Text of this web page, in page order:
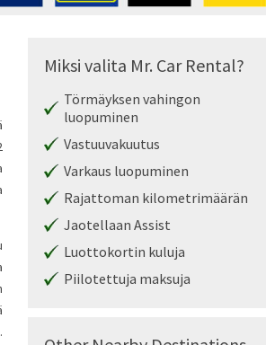
Miksi valita Mr. Car Rental?
Törmäyksen vahingon
luopuminen
Vastuuvakuutus
Varkaus luopuminen
Rajattoman kilometrimäärän
Jaotellaan Assist
Luottokortin kuluja
Piilotettuja maksuja